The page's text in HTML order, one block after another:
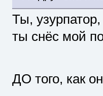
Ты,
ты снёс мой
ДО того, как